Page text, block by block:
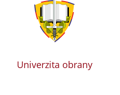
Univerzita obrany